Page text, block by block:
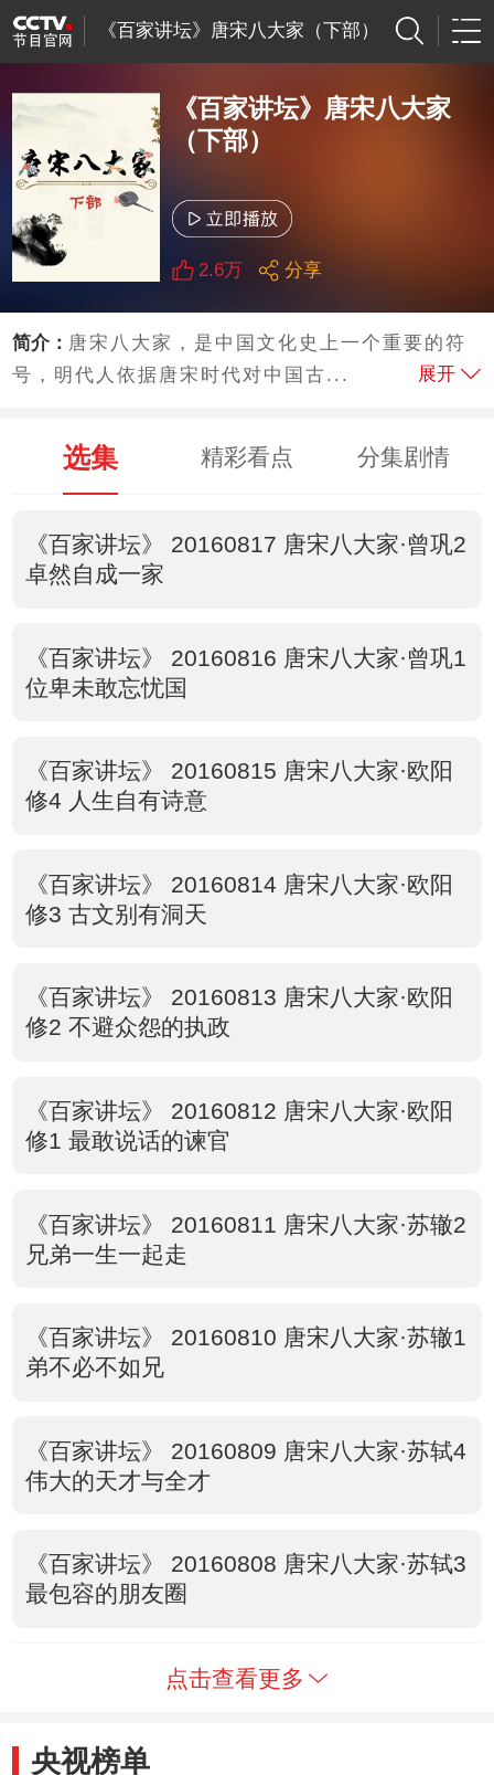
《百家讲坛》唐宋八大家（下部）
《百家讲坛》唐宋八大家
（下部）
2.6万 分享
简介： 唐宋八大家，是中国文化史上一个重要的符
号，明代人依据唐宋时代对中国古...
展开
选集 精彩看点 分集剧情
《百家讲坛》 20160817 唐宋八大家·曾巩2
卓然自成一家
《百家讲坛》 20160816 唐宋八大家·曾巩1
位卑未敢忘忧国
《百家讲坛》 20160815 唐宋八大家·欧阳
修4 人生自有诗意
《百家讲坛》 20160814 唐宋八大家·欧阳
修3 古文别有洞天
《百家讲坛》 20160813 唐宋八大家·欧阳
修2 不避众怨的执政
《百家讲坛》 20160812 唐宋八大家·欧阳
修1 最敢说话的谏官
《百家讲坛》 20160811 唐宋八大家·苏辙2
兄弟一生一起走
《百家讲坛》 20160810 唐宋八大家·苏辙1
弟不必不如兄
《百家讲坛》 20160809 唐宋八大家·苏轼4
伟大的天才与全才
《百家讲坛》 20160808 唐宋八大家·苏轼3
最包容的朋友圈
点击查看更多
央视榜单